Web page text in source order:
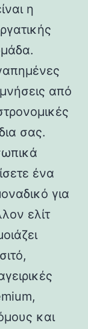
η
από
σας.
ένα
για
ελίτ
και